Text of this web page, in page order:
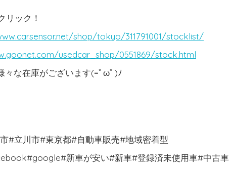
リック！
shop/tokyo/311791001/stocklist/
usedcar_shop/0551869/stock.html
々な在庫がございます(=ﾟωﾟ)ﾉ
#立川市#東京都#自動車販売#地域密着型
新車が安い#新車#登録済未使用車#中古車